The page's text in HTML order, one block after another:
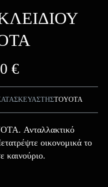
€
TOYOTA
Ανταλλακτικό
οικονομικά το
καινούριο.